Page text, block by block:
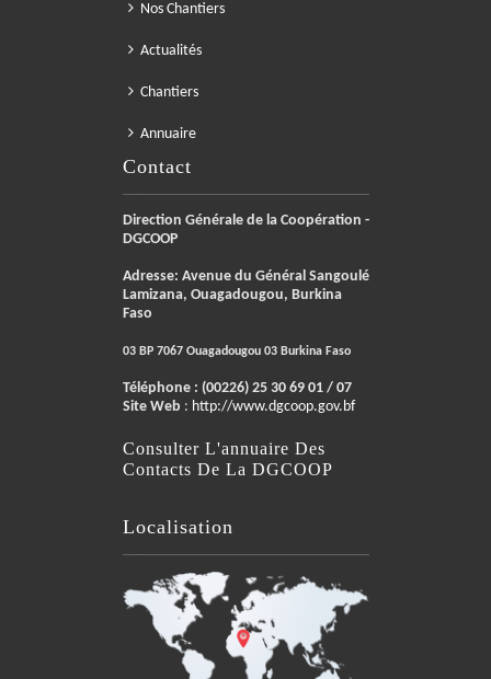
Nos Chantiers
Actualités
Chantiers
Annuaire
Contact
Direction Générale de la Coopération -
DGCOOP
Adresse: Avenue du Général Sangoulé
Lamizana, Ouagadougou, Burkina
Faso
03 BP 7067 Ouagadougou 03 Burkina Faso
Téléphone : (00226) 25 30 69 01 / 07
Site Web : http://www.dgcoop.gov.bf
Consulter L'annuaire Des
Contacts De La DGCOOP
Localisation